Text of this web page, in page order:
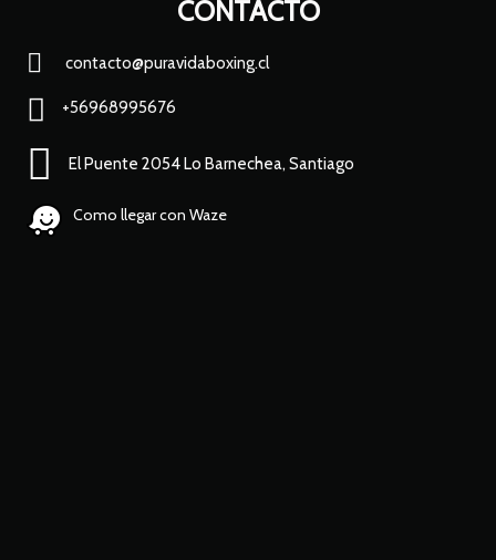
CONTACTO
contacto@puravidaboxing.cl
+56968995676
El Puente 2054 Lo Barnechea, Santiago
Como llegar con Waze